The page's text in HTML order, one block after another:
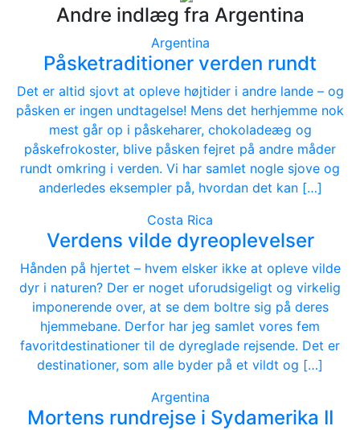
Andre indlæg fra Argentina
Argentina
Påsketraditioner verden rundt
Det er altid sjovt at opleve højtider i andre lande – og
påsken er ingen undtagelse! Mens det herhjemme nok
mest går op i påskeharer, chokoladeæg og
påskefrokoster, blive påsken fejret på andre måder
rundt omkring i verden. Vi har samlet nogle sjove og
anderledes eksempler på, hvordan det kan […]
Costa Rica
Verdens vilde dyreoplevelser
Hånden på hjertet – hvem elsker ikke at opleve vilde
dyr i naturen? Der er noget uforudsigeligt og virkelig
imponerende over, at se dem boltre sig på deres
hjemmebane. Derfor har jeg samlet vores fem
favoritdestinationer til de dyreglade rejsende. Det er
destinationer, som alle byder på et vildt og […]
Argentina
Mortens rundrejse i Sydamerika II